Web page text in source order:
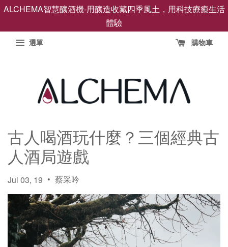
ALCHEMA智慧釀酒機-用釀造收藏四季風土，用科技療癒生活
體驗
選單 購物車
古人喝酒玩什麼？三個經典古
人酒局遊戲
Jul 03, 19 • 蔡采吟